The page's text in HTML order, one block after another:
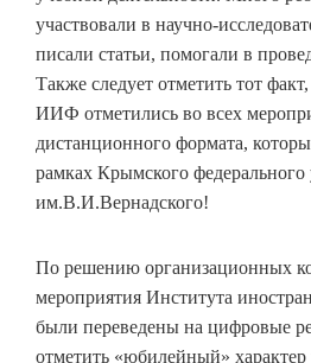
участвовали в научно-
писали статьи, помогали в
Также следует отметить тот
ИИФ отметились во всех
дистанционного формата,
рамках Крымского федерального
им.В.И.Вернадского!
По решению организационных
мероприятия Института
были переведены на цифровые
отметить «юбилейный»